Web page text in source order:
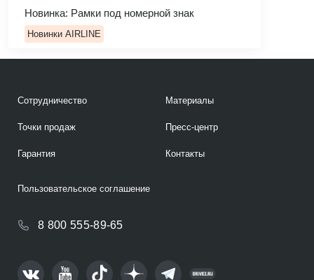
Новинка: Рамки под номерной знак
Новинки AIRLINE
Сотрудничество
Точки продаж
Гарантия
Материалы
Пресс-центр
Контакты
8 800 555-89-65
Пользовательское соглашение